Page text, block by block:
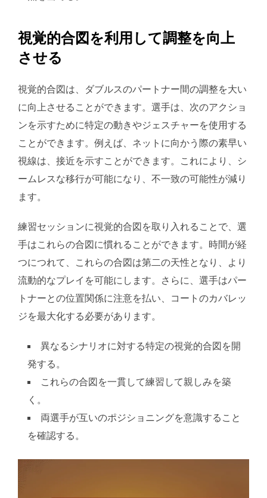
視覚的合図を利用して調整を向上
させる
視覚的合図は、ダブルスのパートナー間の調整を大い
に向上させることができます。選手は、次のアクショ
ンを示すために特定の動きやジェスチャーを使用する
ことができます。例えば、ネットに向かう際の素早い
視線は、接近を示すことができます。これにより、シ
ームレスな移行が可能になり、不一致の可能性が減り
ます。
練習セッションに視覚的合図を取り入れることで、選
手はこれらの合図に慣れることができます。時間が経
つにつれて、これらの合図は第二の天性となり、より
流動的なプレイを可能にします。さらに、選手はパー
トナーとの位置関係に注意を払い、コートのカバレッ
ジを最大化する必要があります。
異なるシナリオに対する特定の視覚的合図を開
発する。
これらの合図を一貫して練習して親しみを築
く。
両選手が互いのポジショニングを意識すること
を確認する。